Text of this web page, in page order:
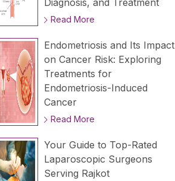
Diagnosis, and Treatment
Read More
Endometriosis and Its Impact
on Cancer Risk: Exploring
Treatments for
Endometriosis-Induced
Cancer
Read More
Your Guide to Top-Rated
Laparoscopic Surgeons
Serving Rajkot